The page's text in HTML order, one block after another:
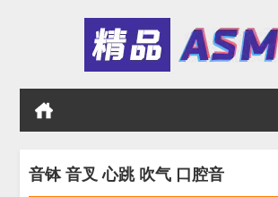
音钵 音叉 心跳 吹气 口腔音